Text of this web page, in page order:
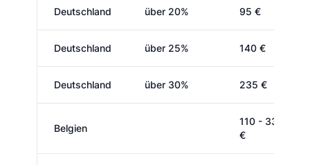
Deutschland über 20% 95 €
Deutschland über 25% 140 €
Deutschland über 30% 235 €
Belgien
110 - 330
€